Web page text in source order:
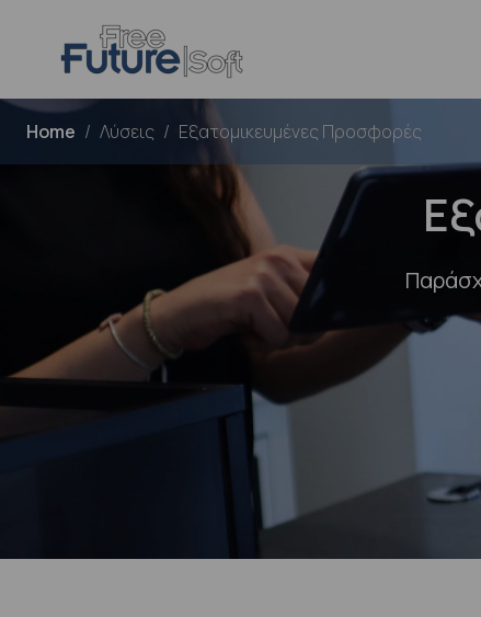
Home Λύσεις Εξατομικευμένες Προσφορές